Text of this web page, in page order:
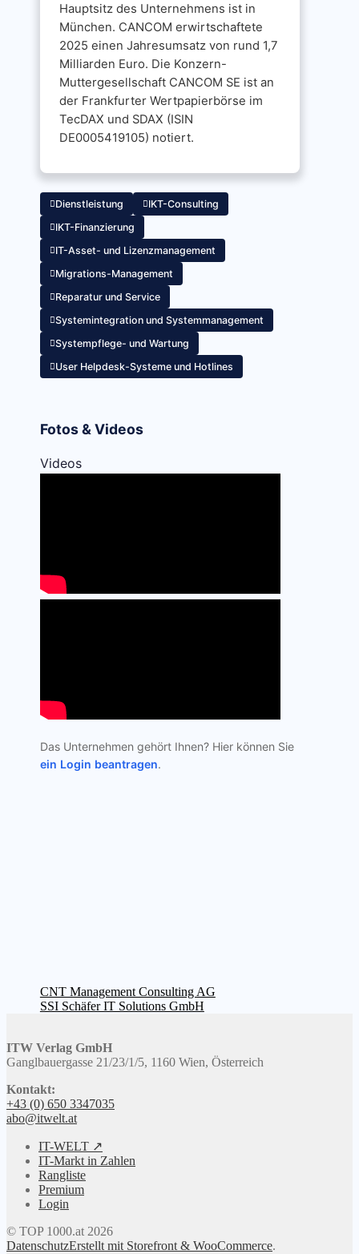
Hauptsitz des Unternehmens ist in
München. CANCOM erwirtschaftete
2025 einen Jahresumsatz von rund 1,7
Milliarden Euro. Die Konzern-
Muttergesellschaft CANCOM SE ist an
der Frankfurter Wertpapierbörse im
TecDAX und SDAX (ISIN
DE0005419105) notiert.
Dienstleistung
IKT-Consulting
IKT-Finanzierung
IT-Asset- und Lizenzmanagement
Migrations-Management
Reparatur und Service
Systemintegration und Systemmanagement
Systempflege- und Wartung
User Helpdesk-Systeme und Hotlines
Fotos & Videos
Videos
Das Unternehmen gehört Ihnen? Hier können Sie
ein Login beantragen.
Beitragsnavigation
Vorheriger
Beitrag:
CNT Management Consulting AG
Nächster
SSI Schäfer IT Solutions GmbH
ITW Verlag GmbH
Ganglbauergasse 21/23/1/5, 1160 Wien, Österreich
Kontakt:
+43 (0) 650 3347035
abo@itwelt.at
IT-WELT ↗
IT-Markt in Zahlen
Rangliste
Premium
Login
© TOP 1000.at 2026
DatenschutzErstellt mit Storefront & WooCommerce.